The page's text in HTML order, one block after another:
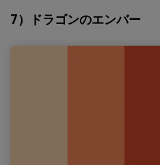
7）ドラゴンのエンバー